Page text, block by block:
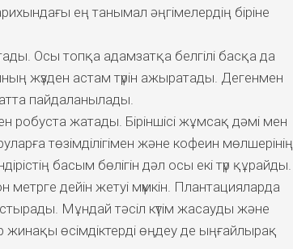
ең танымал әңгімелердің біріне
Осы топқа адамзатқа белгілі басқа да
жүзден астам түрін ажыратады. Дегенмен
пайдаланылады.
робуста жатады. Біріншісі жұмсақ дәмі мен
төзімділігімен және кофеин мөлшерінің
басым бөлігін дәл осы екі түр құрайды.
метрге дейін жетуі мүмкін. Плантацияларда
Мұндай тәсіл күтім жасауды және
өсімдіктерді өңдеу де ыңғайлырақ